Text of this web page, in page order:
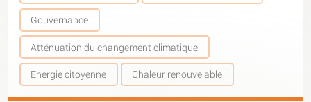
Gouvernance
Atténuation du changement climatique
Energie citoyenne Chaleur renouvelable